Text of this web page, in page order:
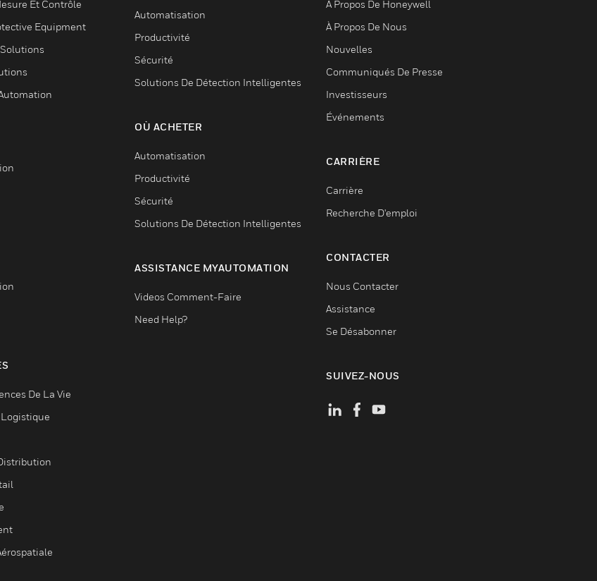
Et Contrôle
Equipment
De La Vie
Automatisation
Productivité
Sécurité
Solutions De Détection Intelligentes
OÙ ACHETER
Automatisation
Productivité
Sécurité
Solutions De Détection Intelligentes
ASSISTANCE MYAUTOMATION
Videos Comment-Faire
Need Help?
À Propos De Honeywell
À Propos De Nous
Nouvelles
Communiqués De Presse
Investisseurs
Événements
CARRIÈRE
Carrière
Recherche D'emploi
CONTACTER
Nous Contacter
Assistance
Se Désabonner
SUIVEZ-NOUS